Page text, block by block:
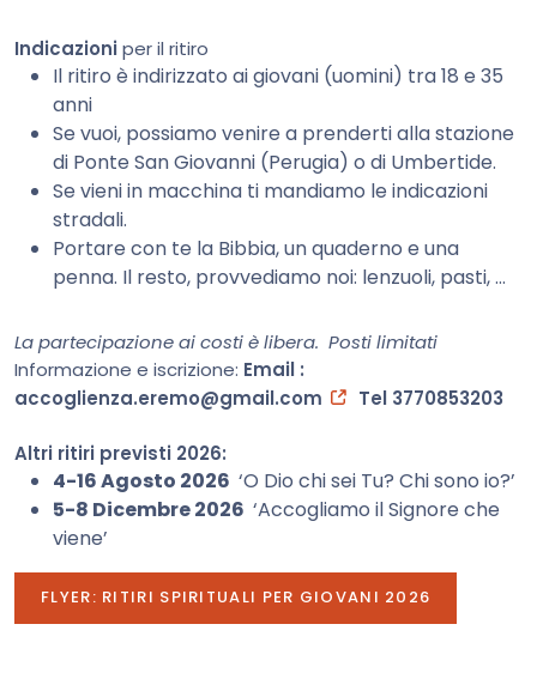
Indicazioniper il ritiro
Il ritiro è indirizzato ai giovani (uomini) tra 18 e 35
anni
Se vuoi, possiamo venire a prenderti alla stazione
di Ponte San Giovanni (Perugia) o di Umbertide.
Se vieni in macchina ti mandiamo le indicazioni
stradali.
Portare con te la Bibbia, un quaderno e una
penna. Il resto, provvediamo noi: lenzuoli, pasti, …
La partecipazione ai costi è libera. Posti limitati
Informazione e iscrizione: Email :
accoglienza.eremo@gmail.com
Tel 3770853203
Altri ritiri previsti 2026:
4-16 Agosto 2026 ‘O Dio chi sei Tu? Chi sono io?’
5-8 Dicembre 2026 ‘Accogliamo il Signore che
viene’
FLYER: RITIRI SPIRITUALI PER GIOVANI 2026